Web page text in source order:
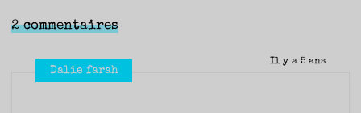
2 commentaires
Il y a 5 ans
Dalie farah